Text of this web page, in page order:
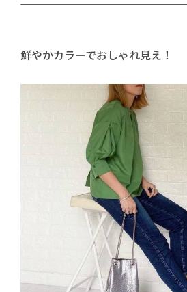
鮮やかカラーでおしゃれ見え！